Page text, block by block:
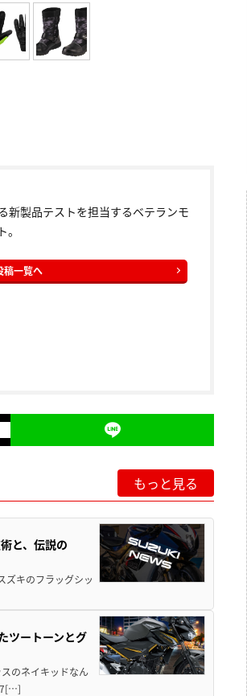
新製品テストを担当するベテランモ
稿一覧へ
もっと見る
と、伝説の
ズキのフラッグシッ
ツートーンとグ
のネイキッドなん